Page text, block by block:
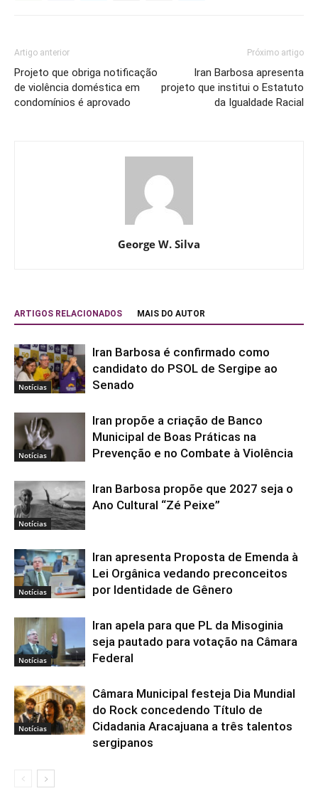
Artigo anterior
Projeto que obriga notificação
de violência doméstica em
condomínios é aprovado
Próximo artigo
Iran Barbosa apresenta
projeto que institui o Estatuto
da Igualdade Racial
George W. Silva
ARTIGOS RELACIONADOS MAIS DO AUTOR
Notícias
Iran Barbosa é confirmado como
candidato do PSOL de Sergipe ao
Senado
Notícias
Iran propõe a criação de Banco
Municipal de Boas Práticas na
Prevenção e no Combate à Violência
Notícias
Iran Barbosa propõe que 2027 seja o
Ano Cultural “Zé Peixe”
Notícias
Iran apresenta Proposta de Emenda à
Lei Orgânica vedando preconceitos
por Identidade de Gênero
Notícias
Iran apela para que PL da Misoginia
seja pautado para votação na Câmara
Federal
Notícias
Câmara Municipal festeja Dia Mundial
do Rock concedendo Título de
Cidadania Aracajuana a três talentos
sergipanos